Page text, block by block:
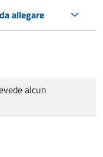
allegare
alcun